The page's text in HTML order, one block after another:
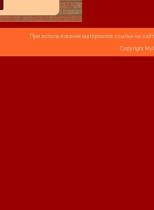
При использовании материалов ссылка на
Copyright